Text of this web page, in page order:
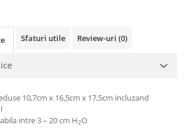
Sfaturi utile Review-uri (0)
10,7cm x 16,5cm x 17,5cm incluzand
intre 3 – 20 cm H2O